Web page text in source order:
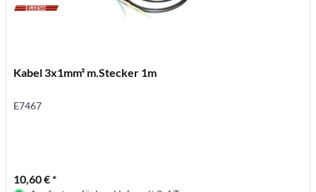
Kabel 3x1mm² m.Stecker 1m
E7467
10,60 € *